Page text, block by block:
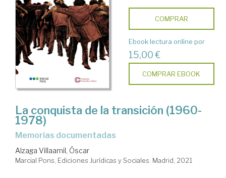
COMPRAR
Ebook lectura online por
15,00 €
COMPRAR EBOOK
La conquista de la transición (1960-
1978)
memorias documentadas
Alzaga Villaamil, Óscar
Marcial Pons, Ediciones Jurídicas y Sociales. Madrid, 2021